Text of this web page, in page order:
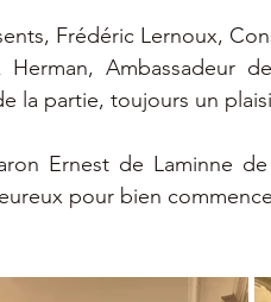
Frédéric Lernoux,
Herman, Ambassadeur
la partie, toujours un
Ernest de Laminne
pour bien